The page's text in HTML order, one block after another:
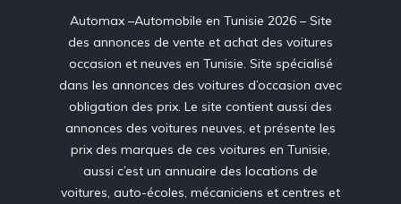
Automax –Automobile en Tunisie 2026 – Site
des annonces de vente et achat des voitures
occasion et neuves en Tunisie. Site spécialisé
dans les annonces des voitures d’occasion avec
obligation des prix. Le site contient aussi des
annonces des voitures neuves, et présente les
prix des marques de ces voitures en Tunisie,
aussi c’est un annuaire des locations de
voitures, auto-écoles, mécaniciens et centres et